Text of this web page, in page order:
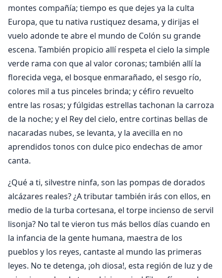
montes compañía; tiempo es que dejes ya la culta
Europa, que tu nativa rustiquez desama, y dirijas el
vuelo adonde te abre el mundo de Colón su grande
escena. También propicio allí respeta el cielo la simple
verde rama con que al valor coronas; también allí la
florecida vega, el bosque enmarañado, el sesgo río,
colores mil a tus pinceles brinda; y céfiro revuelto
entre las rosas; y fúlgidas estrellas tachonan la carroza
de la noche; y el Rey del cielo, entre cortinas bellas de
nacaradas nubes, se levanta, y la avecilla en no
aprendidos tonos con dulce pico endechas de amor
canta.
¿Qué a ti, silvestre ninfa, son las pompas de dorados
alcázares reales? ¿A tributar también irás con ellos, en
medio de la turba cortesana, el torpe incienso de servil
lisonja? No tal te vieron tus más bellos días cuando en
la infancia de la gente humana, maestra de los
pueblos y los reyes, cantaste al mundo las primeras
leyes. No te detenga, ¡oh diosa!, esta región de luz y de